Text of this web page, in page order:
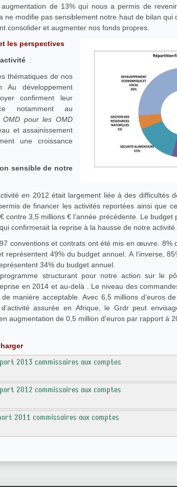
de 13% qui nous a permis de
ne modifie pas sensiblement notre haut de bilan qui
consolider et augmenter nos fonds propres.
les perspectives
:
de nos
Au développement
confirment leur
notamment au
OMD pour les OMD
et assainissement
une croissance
sensible de notre
en 2012 était largement liée à des difficultés
de financer les activités reportées ainsi que
contre 3,5 millions € l’année précédente. Le
confirmerait la reprise à la hausse de notre activité.
conventions et contrats ont été mis en œuvre. 8%
représentent 49% du budget annuel. A l’inverse,
34% du budget annuel.
structurant pour notre action sur le
en 2014 et au-delà . Le niveau des
de manière acceptable. Avec 6,5 millions d’euros
assurée en Afrique, le Grdr peut
augmentation de 0,5 million d’euros par rapport à
2013 commissaires aux comptes
2012 commissaires aux comptes
2011 commissaires aux comptes